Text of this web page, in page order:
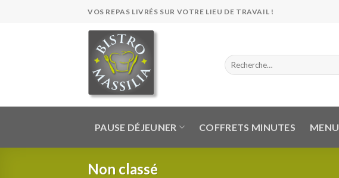
VOS REPAS LIVRÉS SUR VOTRE LIEU DE TRAVAIL !
PAUSE DÉJEUNER COFFRETS MINUTES
Non classé